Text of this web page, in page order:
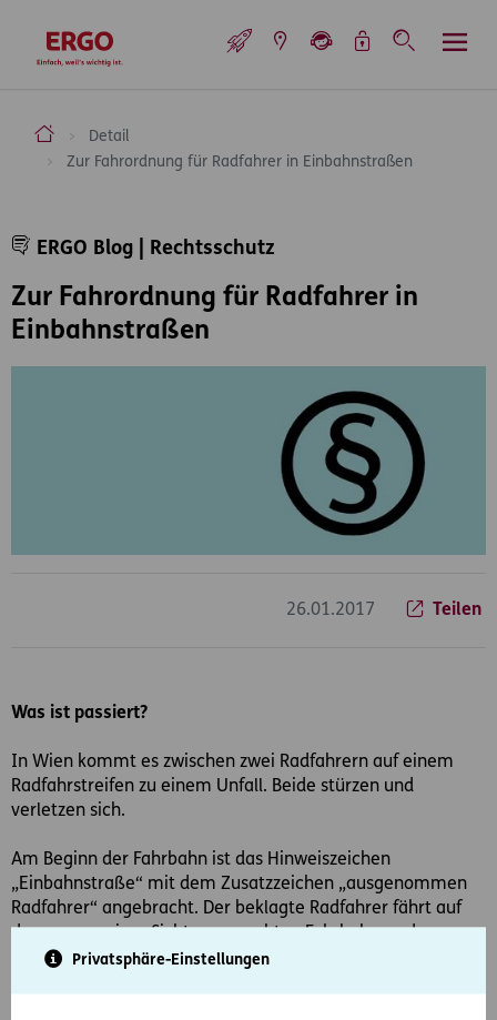
Privatsphäre-Einstellungen
zur Startseite
ERGO Versicherung Aktiengesellschaft
Detail
Zur Fahrordnung für Radfahrer in Einbahnstraßen
Zur Fahrordnung für Radfahrer in
Einbahnstraßen
ERGO Blog | Rechtsschutz
26.01.2017 Teilen
Was ist passiert?
In Wien kommt es zwischen zwei Radfahrern auf einem
Radfahrstreifen zu einem Unfall. Beide stürzen und
verletzen sich.
Am Beginn der Fahrbahn ist das Hinweiszeichen
„Einbahnstraße“ mit dem Zusatzzeichen „ausgenommen
Radfahrer“ angebracht. Der beklagte Radfahrer fährt auf
dem – aus seiner Sicht – am rechten Fahrbahnrand
liegenden 1,2m breiten Radfahrstreifen GEGEN die